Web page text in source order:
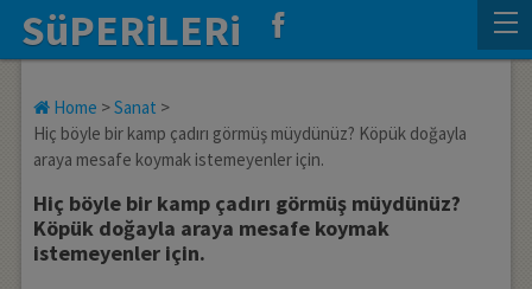
SüPERiLERi
Home >Sanat >
Hiç böyle bir kamp çadırı görmüş müydünüz? Köpük doğayla
araya mesafe koymak istemeyenler için.
Hiç böyle bir kamp çadırı görmüş müydünüz?
Köpük doğayla araya mesafe koymak
istemeyenler için.